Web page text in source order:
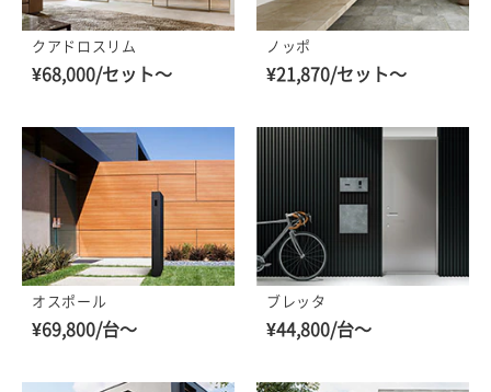
クアドロスリム
¥68,000/セット～
ノッポ
¥21,870/セット～
オスポール
¥69,800/台～
ブレッタ
¥44,800/台～